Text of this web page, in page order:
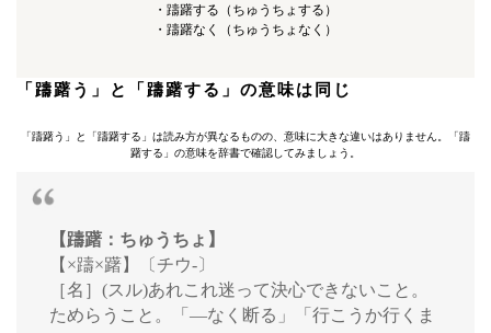
・躊躇する（ちゅうちょする）
・躊躇なく（ちゅうちょなく）
「躊躇う」と「躊躇する」の意味は同じ
「躊躇う」と「躊躇する」は読み方が異なるものの、意味に大きな違いはありません。「躊
躇する」の意味を辞書で確認してみましょう。
【躊躇：ちゅうちょ】
【×躊×躇】〔チウ‐〕
［名］(スル)あれこれ迷って決心できないこと。
ためらうこと。「―なく断る」「行こうか行くま